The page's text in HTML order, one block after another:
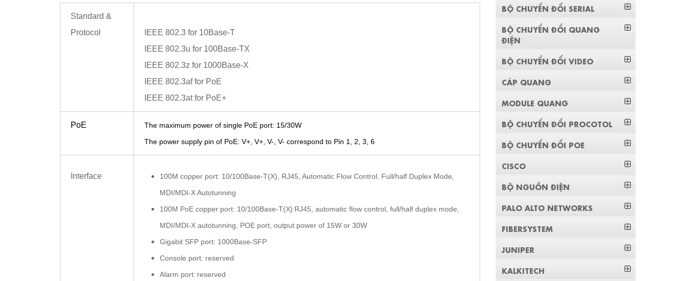
Standard &
Protocol
IEEE 802.3 for 10Base-T
IEEE 802.3u for 100Base-TX
IEEE 802.3z for 1000Base-X
IEEE 802.3af for PoE
IEEE 802.3at for PoE+
PoE
The maximum power of single PoE port: 15/30W
The power supply pin of PoE: V+, V+, V-, V- correspond to Pin 1, 2, 3, 6
Interface
100M copper port: 10/100Base-T(X), RJ45, Automatic Flow Control, Full/half Duplex Mode,
MDI/MDI-X Autotunning
100M PoE copper port: 10/100Base-T(X) RJ45, automatic flow control, full/half duplex mode,
MDI/MDI-X autotunning, POE port, output power of 15W or 30W
Gigabit SFP port: 1000Base-SFP
Console port: reserved
Alarm port: reserved
BỘ CHUYỂN ĐỔI SERIAL
BỘ CHUYỂN ĐỔI QUANG
ĐIỆN
BỘ CHUYỂN ĐỔI VIDEO
CÁP QUANG
MODULE QUANG
BỘ CHUYỂN ĐỔI PROCOTOL
BỘ CHUYỂN ĐỔI POE
CISCO
BỘ NGUỒN ĐIỆN
PALO ALTO NETWORKS
FIBERSYSTEM
JUNIPER
KALKITECH